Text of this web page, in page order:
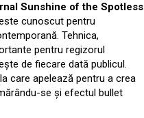
Sunshine of the Spotless
cunoscut pentru
Tehnica,
pentru regizorul
de fiecare dată publicul.
care apelează pentru a crea
se și efectul bullet